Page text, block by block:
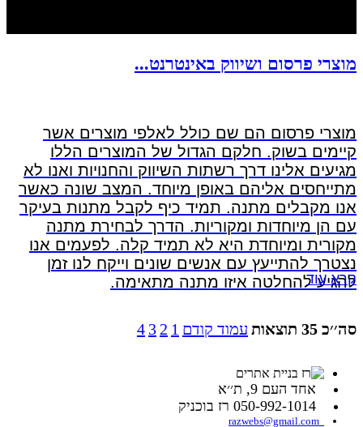
מוצרי פרסום ושיווק באינטרנט...
מוצרי פרסום הם שם כולל לאלפי מוצרים אשר
קיימים בשוק. חלקם הגדול של המוצרים הללו
מגיעים אלינו דרך רשתות השיווק והחנויות ואנו לא
מתייחסים אליהם באופן מיוחד. המצב שונה כאשר
אנו מקבלים מתנה. תמיד כיף לקבל מתנות בעיקר
עם הן מיוחדות ומקוריות. הדרך לבחירת מתנה
מקורית ומיוחדת היא לא תמיד קלה. לפעמים אנו
נצטרך להתייעץ עם אנשים שונים וייקח לנו זמן
להגיע להחלטה איזו מתנה מתאימה.
קרא עוד
סה׳׳כ 35 תוצאות עמוד קודם 1
2
3
4
אחד העם 9, ת׳׳א